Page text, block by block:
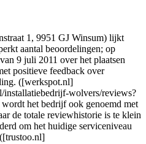
1, 9951 GJ Winsum) lijkt
aantal beoordelingen; op
9 juli 2011 over het plaatsen
positieve feedback over
([werkspot.nl]
wolvers/reviews?
het bedrijf ook genoemd met
de totale reviewhistorie is te klein
om het huidige serviceniveau